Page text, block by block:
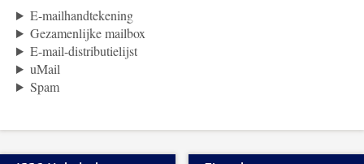
E-mailhandtekening
Gezamenlijke mailbox
E-mail-distributielijst
uMail
Spam